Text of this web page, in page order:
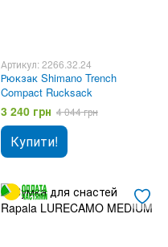
Артикул: 2266.32.24
Рюкзак Shimano Trench
Compact Rucksack
3 240 грн 4 044 грн
Купити!